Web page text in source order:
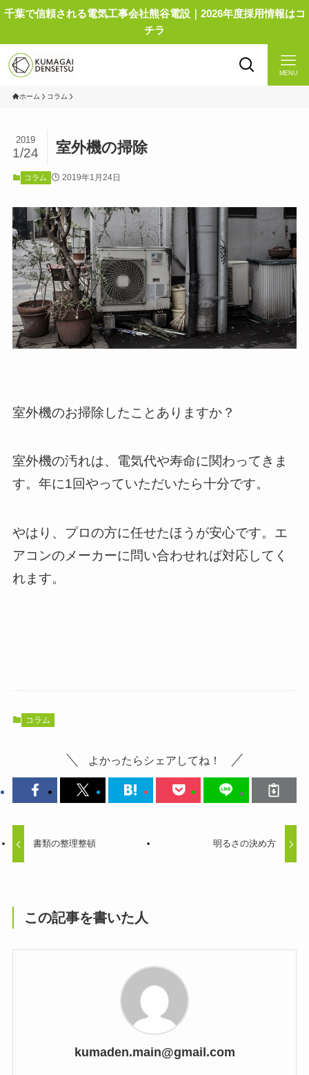
千葉で信頼される電気工事会社熊谷電設｜2026年度採用情報はコ
チラ
MENU
ホーム コラム
室外機の掃除
2019
1/24
コラム 2019年1月24日
室外機のお掃除したことありますか？
室外機の汚れは、電気代や寿命に関わってきま
す。年に1回やっていただいたら十分です。
やはり、プロの方に任せたほうが安心です。エ
アコンのメーカーに問い合わせれば対応してく
れます。
コラム
よかったらシェアしてね！
書類の整理整頓 明るさの決め方
この記事を書いた人
kumaden.main@gmail.com